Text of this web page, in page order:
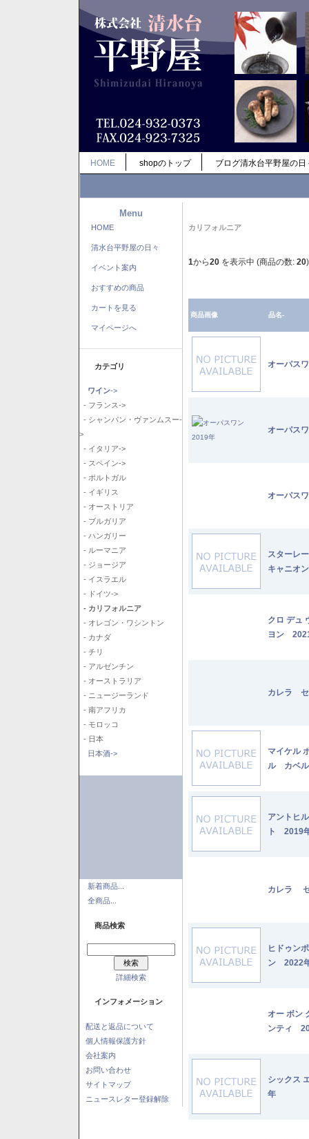
HOME shopのトップ ブログ清水台平野屋の日
Menu
HOME
清水台平野屋の日々
イベント案内
おすすめの商品
カートを見る
マイページへ
カテゴリ
ワイン->
- フランス->
- シャンパン・ヴァンムスー-
>
- イタリア->
- スペイン->
- ポルトガル
- イギリス
- オーストリア
- ブルガリア
- ハンガリー
- ルーマニア
- ジョージア
- イスラエル
- ドイツ->
- カリフォルニア
- オレゴン・ワシントン
- カナダ
- チリ
- アルゼンチン
- オーストラリア
- ニュージーランド
- 南アフリカ
- モロッコ
- 日本
日本酒->
新着商品...
全商品...
商品検索
詳細検索
インフォメーション
配送と返品について
個人情報保護方針
会社案内
お問い合わせ
サイトマップ
ニュースレター登録解除
カリフォルニア
1から20 を表示中 (商品の数: 20)
商品画像 品名-
オーパス
オーパス
オーパス
スターレ
キャニオ
クロ デュ
ヨン
カレラ
マイケル
ル カベ
アントヒ
ト 2019
カレラ
ヒドゥン
ン 2022
オー ボン
ンティ
シックス
年